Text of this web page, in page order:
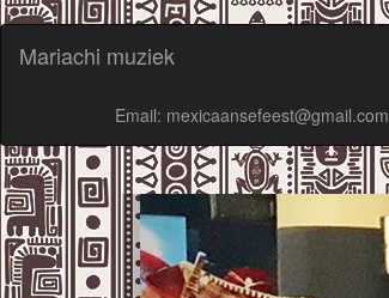
Mariachi muziek
Email: mexicaansefeest@gmail.com